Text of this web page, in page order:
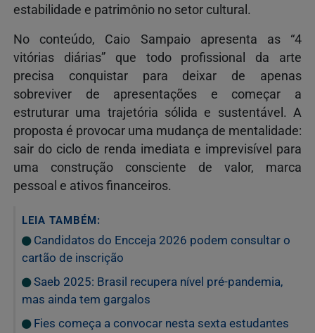
estabilidade e patrimônio no setor cultural.
No conteúdo, Caio Sampaio apresenta as “4
vitórias diárias” que todo profissional da arte
precisa conquistar para deixar de apenas
sobreviver de apresentações e começar a
estruturar uma trajetória sólida e sustentável. A
proposta é provocar uma mudança de mentalidade:
sair do ciclo de renda imediata e imprevisível para
uma construção consciente de valor, marca
pessoal e ativos financeiros.
LEIA TAMBÉM:
Candidatos do Encceja 2026 podem consultar o
cartão de inscrição
Saeb 2025: Brasil recupera nível pré-pandemia,
mas ainda tem gargalos
Fies começa a convocar nesta sexta estudantes